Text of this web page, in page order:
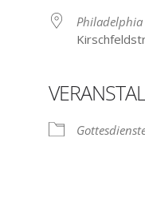
iCalendar
Philadelphia